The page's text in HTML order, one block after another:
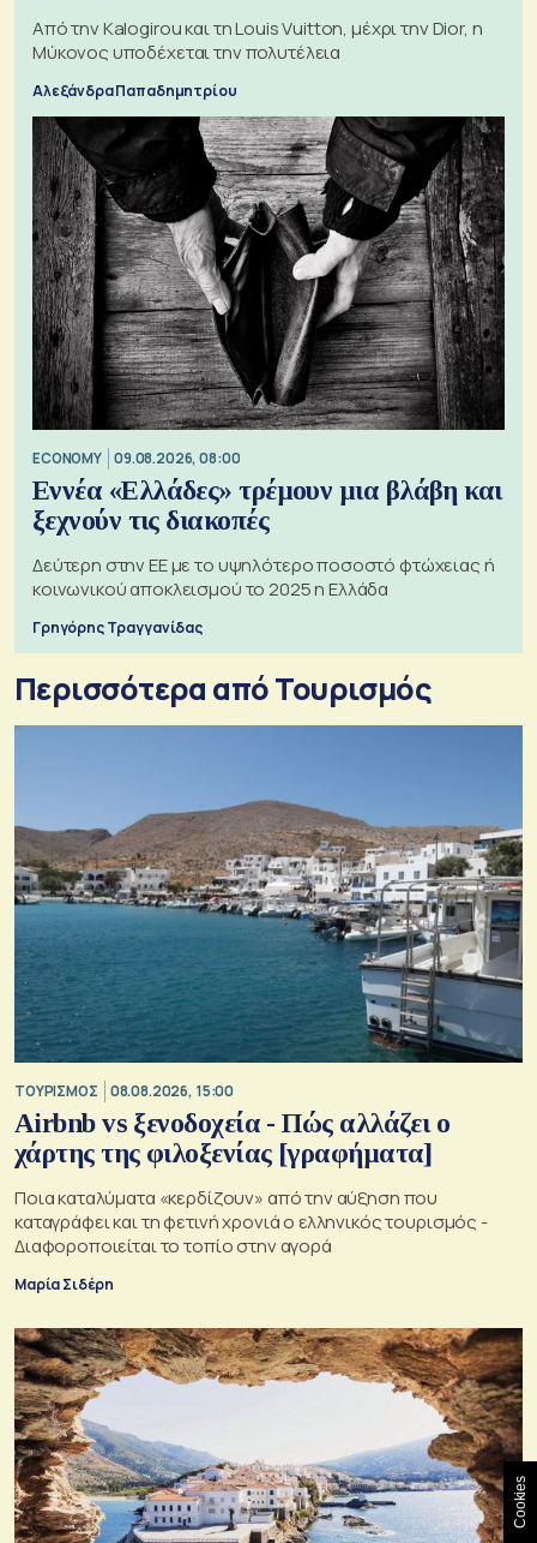
Από την Kalogirou και τη Louis Vuitton, μέχρι την Dior, η
Μύκονος υποδέχεται την πολυτέλεια
Αλεξάνδρα Παπαδημητρίου
ECONOMY 09.08.2026, 08:00
Εννέα «Ελλάδες» τρέμουν μια βλάβη και
ξεχνούν τις διακοπές
Δεύτερη στην ΕΕ με το υψηλότερο ποσοστό φτώχειας ή
κοινωνικού αποκλεισμού το 2025 η Ελλάδα
Γρηγόρης Τραγγανίδας
Περισσότερα από Τουρισμός
ΤΟΥΡΙΣΜΟΣ 08.08.2026, 15:00
Airbnb vs ξενοδοχεία - Πώς αλλάζει ο
χάρτης της φιλοξενίας [γραφήματα]
Ποια καταλύματα «κερδίζουν» από την αύξηση που
καταγράφει και τη φετινή χρονιά ο ελληνικός τουρισμός -
Διαφοροποιείται το τοπίο στην αγορά
Μαρία Σιδέρη
Cookies